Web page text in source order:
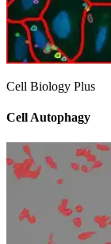
Cell Biology Plus
Cell Autophagy